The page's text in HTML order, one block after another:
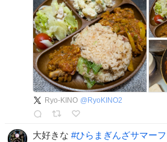
Ryo-KINO @ RyoKINO2
大好きな #ひらまぎんざサマー